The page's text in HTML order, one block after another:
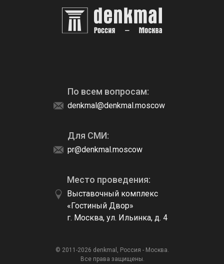
pr@denkmal.moscow
Для СМИ:
denkmal@denkmal.moscow
По всем вопросам:
Выставочный комплекс
«Гостиный Двор»
г. Москва, ул. Ильинка, д. 4
Место проведения:
© 2011-2026 denkmal, Россия - Москва.
Все права защищены.